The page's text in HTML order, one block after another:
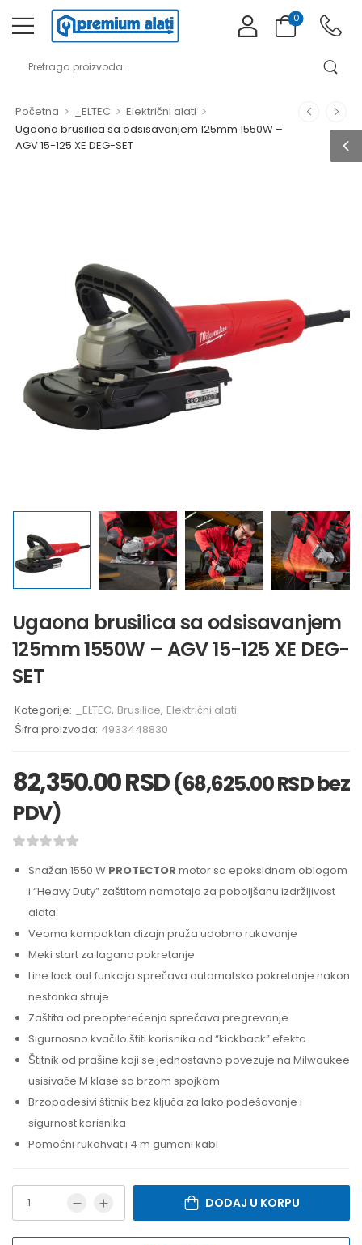
0
Početna > _ELTEC > Električni alati >
Ugaona brusilica sa odsisavanjem 125mm 1550W –
AGV 15-125 XE DEG-SET
Ugaona brusilica sa odsisavanjem
125mm 1550W – AGV 15-125 XE DEG-
SET
Kategorije: _ELTEC, Brusilice, Električni alati
Šifra proizvoda: 4933448830
82,350.00RSD(68,625.00RSDbez
PDV)
Snažan 1550 W PROTECTOR motor sa epoksidnom oblogom
i “Heavy Duty” zaštitom namotaja za poboljšanu izdržljivost
alata
Veoma kompaktan dizajn pruža udobno rukovanje
Meki start za lagano pokretanje
Line lock out funkcija sprečava automatsko pokretanje nakon
nestanka struje
Zaštita od preopterećenja sprečava pregrevanje
Sigurnosno kvačilo štiti korisnika od “kickback” efekta
Štitnik od prašine koji se jednostavno povezuje na Milwaukee
usisivače M klase sa brzom spojkom
Brzopodesivi štitnik bez ključa za lako podešavanje i
sigurnost korisnika
Pomoćni rukohvat i 4 m gumeni kabl
DODAJ U KORPU